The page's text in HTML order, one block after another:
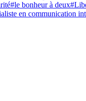
#le bonheur à deux
en communication